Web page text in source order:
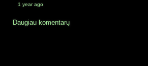
1 year ago
Daugiau komentarų